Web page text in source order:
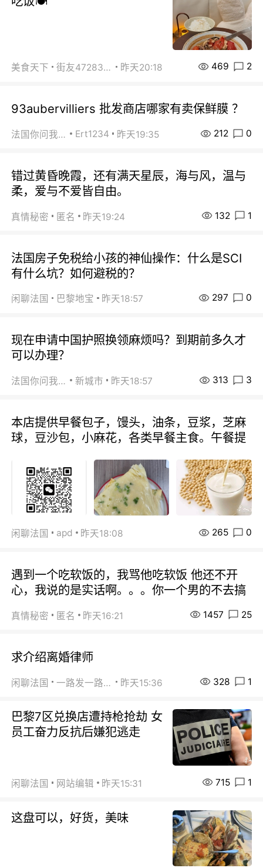
美食天下 街友472838572 昨天20:18 469 2
93aubervilliers 批发商店哪家有卖保鲜膜 ？
法国你问我答 Ert1234 昨天19:35 212 0
错过黄昏晚霞，还有满天星辰，海与风，温与
柔，爱与不爱皆自由。
真情秘密 匿名 昨天19:24 132 1
法国房子免税给小孩的神仙操作：什么是SCI
有什么坑？如何避税的？
闲聊法国 巴黎地宝 昨天18:57 297 0
现在申请中国护照换领麻烦吗？到期前多久才
可以办理？
法国你问我答 新城市 昨天18:57 313 3
本店提供早餐包子，馒头，油条，豆浆，芝麻
球，豆沙包，小麻花，各类早餐主食。午餐提
闲聊法国 apd 昨天18:08 265 0
遇到一个吃软饭的，我骂他吃软饭 他还不开
心，我说的是实话啊。。。你一个男的不去搞
真情秘密 匿名 昨天16:21 1457 25
求介绍离婚律师
闲聊法国 一路发一路发 昨天15:36 328 1
巴黎7区兑换店遭持枪抢劫 女
员工奋力反抗后嫌犯逃走
闲聊法国 网站编辑 昨天15:31 715 1
这盘可以，好货，美味